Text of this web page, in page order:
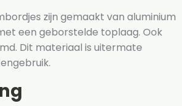
zijn gemaakt van aluminium
een geborstelde toplaag. Ook
Dit materiaal is uitermate